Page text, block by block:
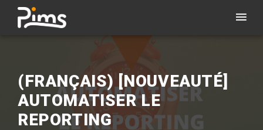
(FRANÇAIS) [NOUVEAUTÉ]
AUTOMATISER LE
REPORTING